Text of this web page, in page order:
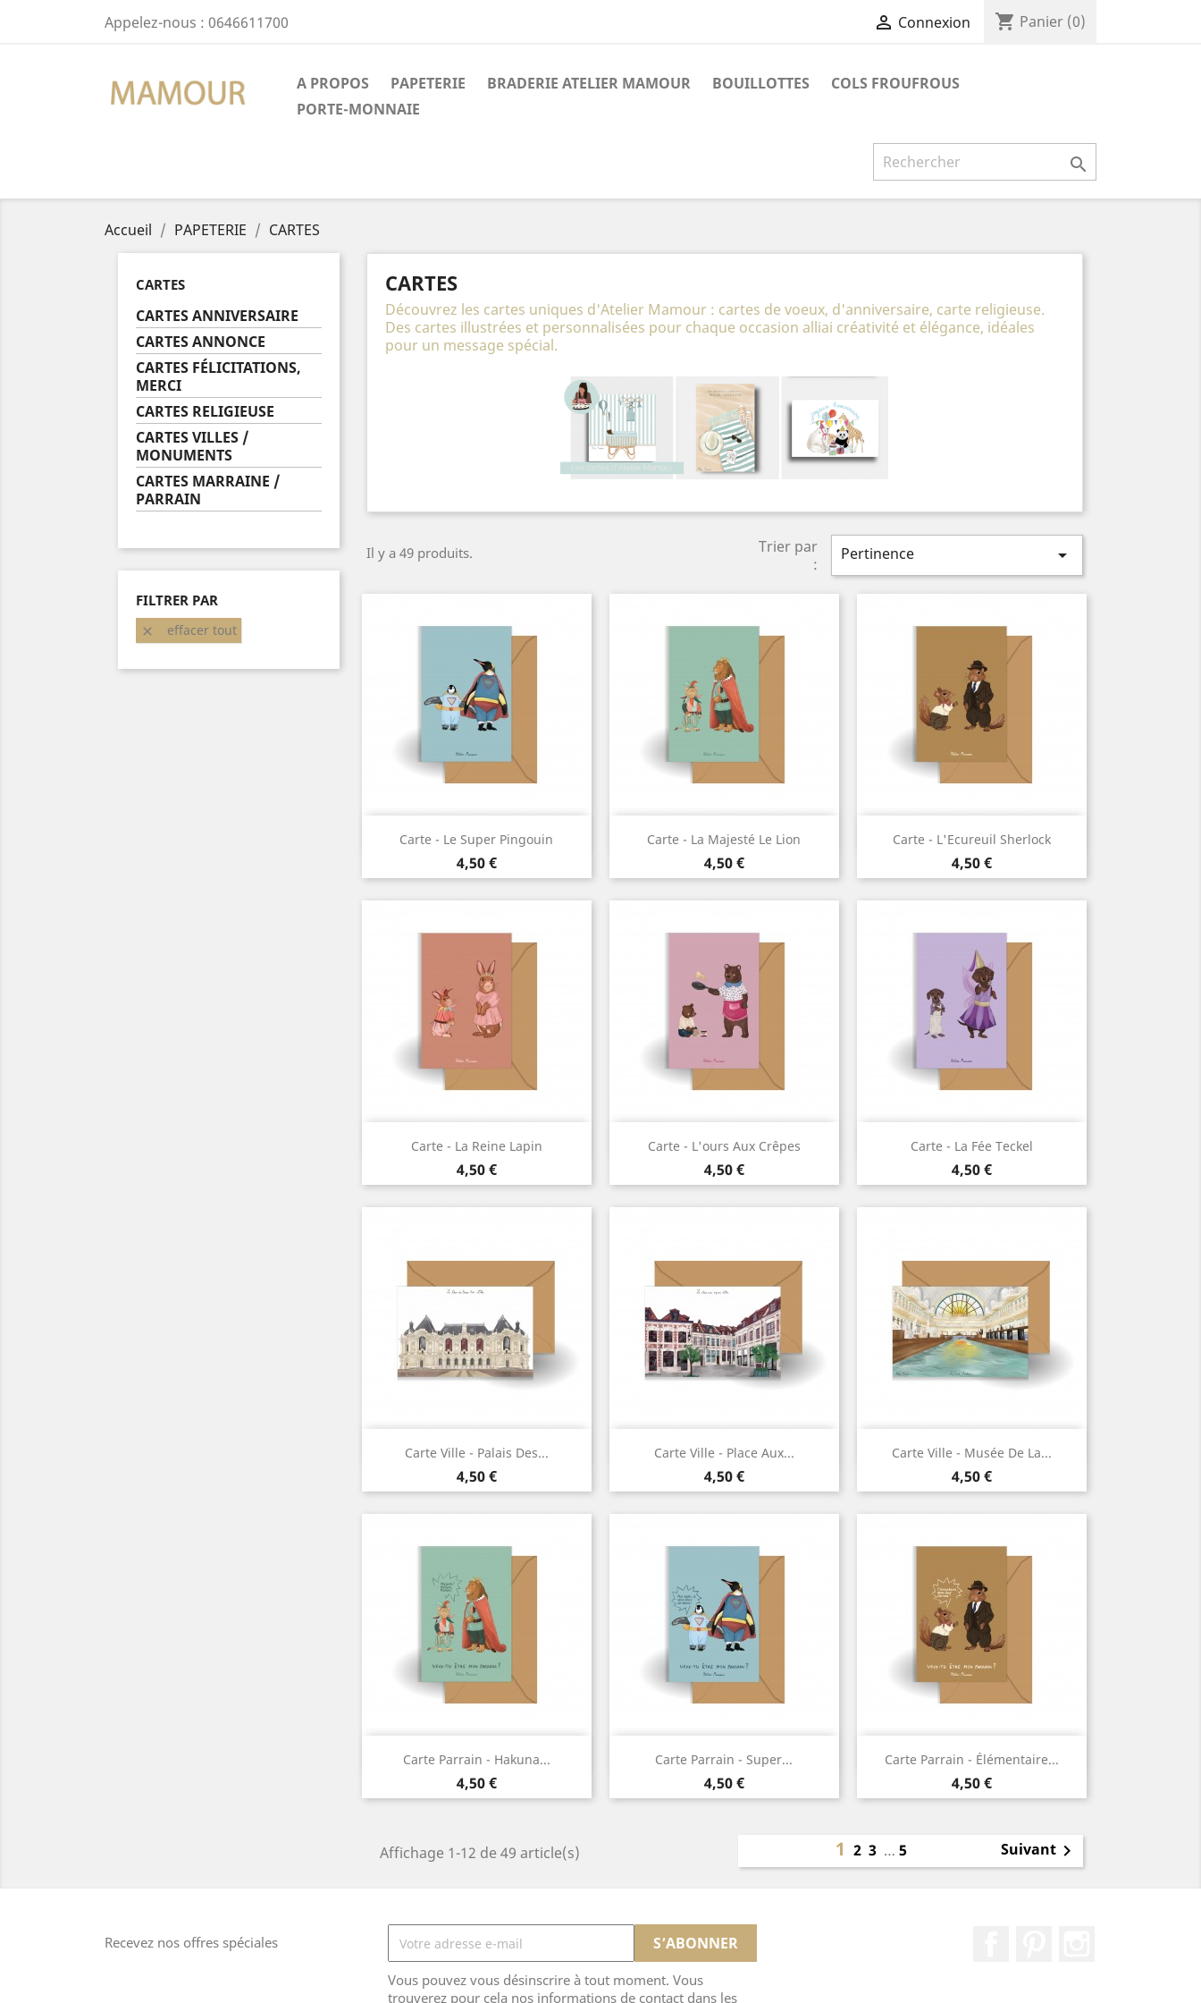
Appelez-nous : 0646611700  Connexion shopping_cart Panier (0)
A PROPOS PAPETERIE BRADERIE ATELIER MAMOUR BOUILLOTTES
COLS FROUFROUS
PORTE-MONNAIE

Accueil PAPETERIE CARTES
CARTES
CARTES ANNIVERSAIRE
CARTES ANNONCE
CARTES FÉLICITATIONS,
MERCI
CARTES RELIGIEUSE
CARTES VILLES /
MONUMENTS
CARTES MARRAINE /
PARRAIN
FILTRER PAR
 effacer tout
CARTES
Découvrez les cartes uniques d'Atelier Mamour : cartes de voeux, d'anniversaire, carte religieuse.
Des cartes illustrées et personnalisées pour chaque occasion alliai créativité et élégance, idéales
pour un message spécial.
Il y a 49 produits.
Trier par
:
Pertinence 
Carte - Le Super Pingouin
Prix
4,50 €
 Aperçu rapide Carte - La Majesté Le Lion
Prix
4,50 €
 Aperçu rapide Carte - L'Ecureuil Sherlock
Prix
4,50 €
 Aperçu rapide
Carte - La Reine Lapin
Prix
4,50 €
Aperçu rapide Carte - L'ours Aux Crêpes
Prix
4,50 €
 Aperçu rapide Carte - La Fée Teckel
Prix
4,50 €
Aperçu rapide
Carte Ville - Palais Des...
Prix
4,50 €
Aperçu rapide Carte Ville - Place Aux...
Prix
4,50 €
Aperçu rapide Carte Ville - Musée De La...
Prix
4,50 €
Aperçu rapide
Carte Parrain - Hakuna...
Prix
4,50 €
 Aperçu rapide Carte Parrain - Super...
Prix
4,50 €
Aperçu rapide Carte Parrain - Élémentaire...
Prix
4,50 €
Aperçu rapide
Affichage 1-12 de 49 article(s) 1 2 3 … 5 Suivant
Recevez nos offres spéciales
Vous pouvez vous désinscrire à tout moment. Vous
trouverez pour cela nos informations de contact dans les